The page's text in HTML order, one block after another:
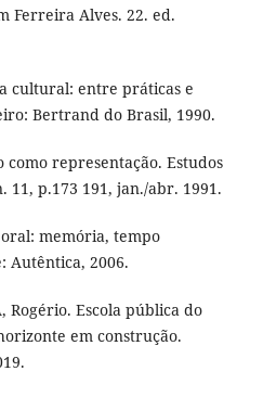
Ferreira Alves. 22. ed.
cultural: entre práticas e
Bertrand do Brasil, 1990.
como representação. Estudos
11, p.173 191, jan./abr. 1991.
memória, tempo
Autêntica, 2006.
Rogério. Escola pública do
em construção.